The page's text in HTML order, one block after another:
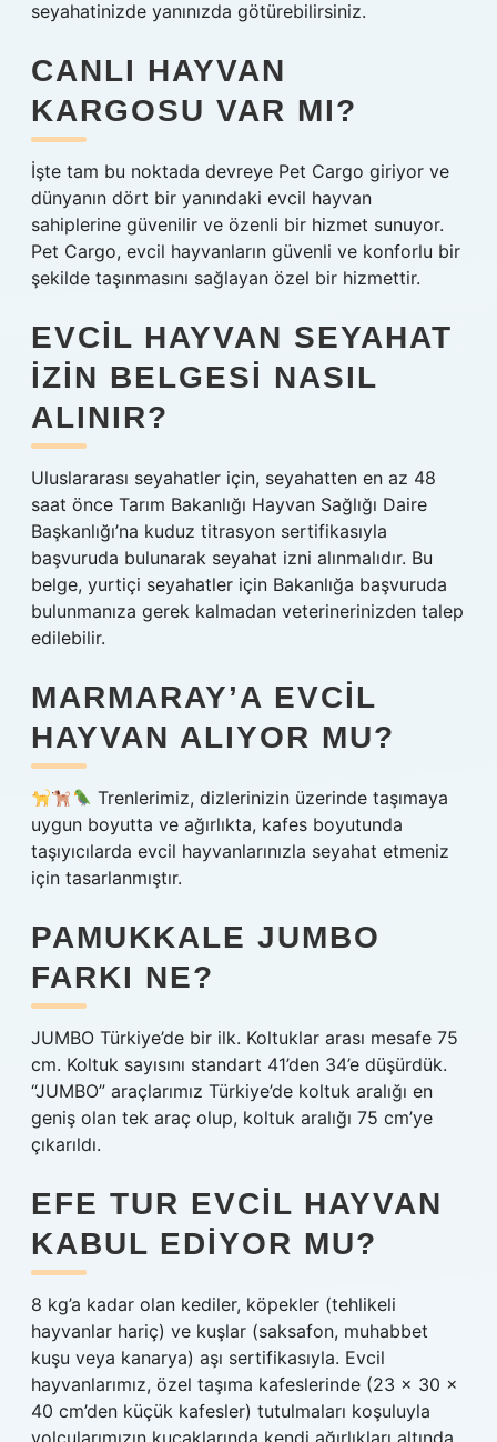
seyahatinizde yanınızda götürebilirsiniz.
CANLI HAYVAN
KARGOSU VAR MI?
İşte tam bu noktada devreye Pet Cargo giriyor ve
dünyanın dört bir yanındaki evcil hayvan
sahiplerine güvenilir ve özenli bir hizmet sunuyor.
Pet Cargo, evcil hayvanların güvenli ve konforlu bir
şekilde taşınmasını sağlayan özel bir hizmettir.
EVCIL HAYVAN SEYAHAT
IZIN BELGESI NASIL
ALINIR?
Uluslararası seyahatler için, seyahatten en az 48
saat önce Tarım Bakanlığı Hayvan Sağlığı Daire
Başkanlığı’na kuduz titrasyon sertifikasıyla
başvuruda bulunarak seyahat izni alınmalıdır. Bu
belge, yurtiçi seyahatler için Bakanlığa başvuruda
bulunmanıza gerek kalmadan veterinerinizden talep
edilebilir.
MARMARAY’A EVCIL
HAYVAN ALIYOR MU?
Trenlerimiz, dizlerinizin üzerinde taşımaya
uygun boyutta ve ağırlıkta, kafes boyutunda
taşıyıcılarda evcil hayvanlarınızla seyahat etmeniz
için tasarlanmıştır.
PAMUKKALE JUMBO
FARKI NE?
JUMBO Türkiye’de bir ilk. Koltuklar arası mesafe 75
cm. Koltuk sayısını standart 41’den 34’e düşürdük.
“JUMBO” araçlarımız Türkiye’de koltuk aralığı en
geniş olan tek araç olup, koltuk aralığı 75 cm’ye
çıkarıldı.
EFE TUR EVCIL HAYVAN
KABUL EDIYOR MU?
8 kg’a kadar olan kediler, köpekler (tehlikeli
hayvanlar hariç) ve kuşlar (saksafon, muhabbet
kuşu veya kanarya) aşı sertifikasıyla. Evcil
hayvanlarımız, özel taşıma kafeslerinde (23 x 30 x
40 cm’den küçük kafesler) tutulmaları koşuluyla
yolcularımızın kucaklarında kendi ağırlıkları altında